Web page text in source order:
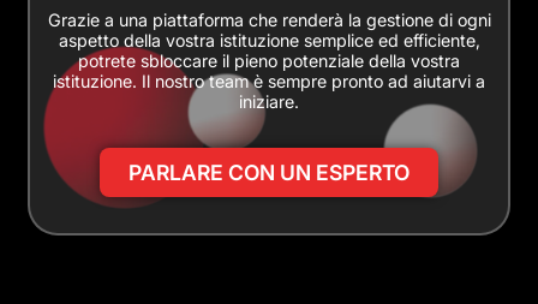
Grazie a una piattaforma che renderà la gestione di ogni
aspetto della vostra istituzione semplice ed efficiente,
potrete sbloccare il pieno potenziale della vostra
istituzione. Il nostro team è sempre pronto ad aiutarvi a
iniziare.
PARLARE CON UN ESPERTO